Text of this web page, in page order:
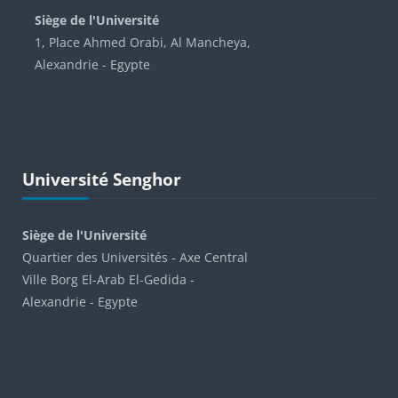
Siège de l'Université
1, Place Ahmed Orabi, Al Mancheya,
Alexandrie - Egypte
Université Senghor
Siège de l'Université
Quartier des Universités - Axe Central
Ville Borg El-Arab El-Gedida -
Alexandrie - Egypte